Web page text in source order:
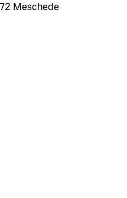
Meschede